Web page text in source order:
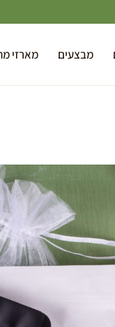
מבצעים מארזי